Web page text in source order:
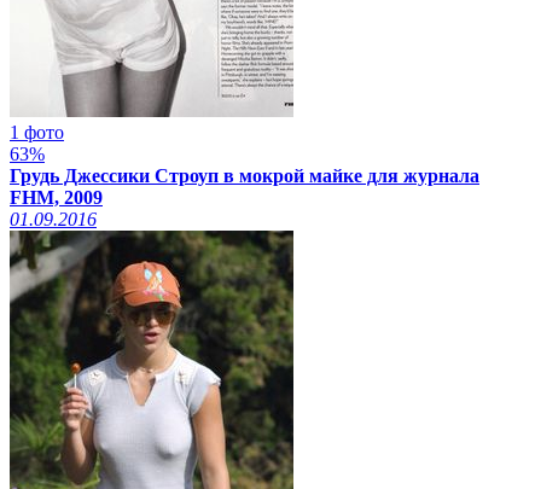
1 фото
63%
Грудь Джессики Строуп в мокрой майке для журнала
FHM, 2009
01.09.2016